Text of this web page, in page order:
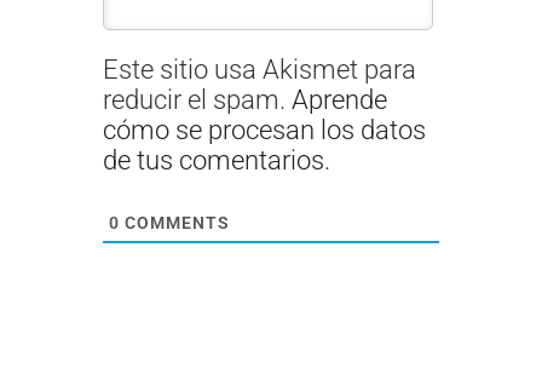
Este sitio usa Akismet para
reducir el spam. Aprende
cómo se procesan los datos
de tus comentarios.
0 COMMENTS